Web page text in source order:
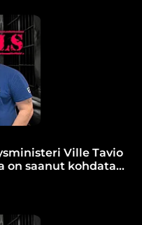
Ville Tavio
on saanut kohdata